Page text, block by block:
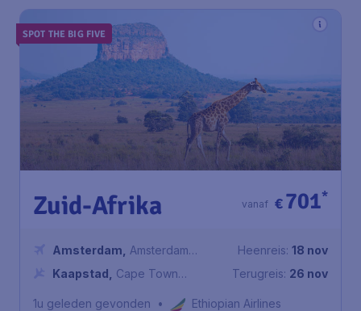
SPOT THE BIG FIVE
Zuid-Afrika €701*
vanaf
Amsterdam
Amsterdam
Airport Schiphol
Kaapstad
Cape Town
Heenreis: 18 nov
Terugreis: 26 nov
1u geleden gevonden • Ethiopian Airlines